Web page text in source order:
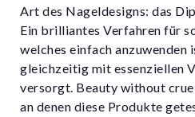
Art des Nageldesigns: das
Ein brilliantes Verfahren für
welches einfach anzuwenden
gleichzeitig mit essenziellen
versorgt. Beauty without
an denen diese Produkte